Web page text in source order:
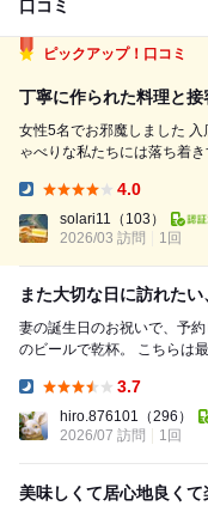
口コミ
ピックアップ！口コミ
丁寧に作られた料理と接
女性5名でお邪魔しました 入店した時はおしゃれで上品な雰囲気に、おし
ゃべりな私たちには落ち着きす
来ました 接客も丁寧で最初にメニューの説明をして下さいます。 シェフ
が一人なので提供に時...
4.0
solari11 （103）
2026/03 訪問
1回
また大切な日に訪れた
妻の誕生日のお祝いで、予約して家
のビールで乾杯。 こちらは最初に料理をまとめてオーダーするスタイル
3.7
hiro.876101 （296）
2026/07 訪問
1回
美味しくて居心地良く